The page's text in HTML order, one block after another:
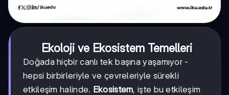
Ekoloji ve Ekosistem Temelleri
Doğada hiçbir canlı tek başına yaşamıyor -
hepsi birbirleriyle ve çevreleriyle sürekli
etkileşim halinde. Ekosistem, işte bu etkileşim